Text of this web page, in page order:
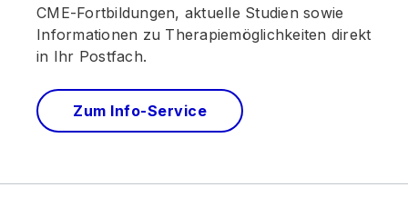
CME-Fortbildungen, aktuelle Studien sowie
Informationen zu Therapiemöglichkeiten direkt
in Ihr Postfach.
Zum Info-Service